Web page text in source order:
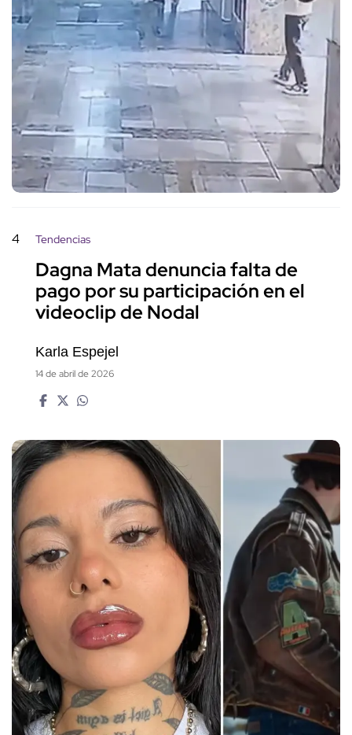
4 Tendencias
Dagna Mata denuncia falta de
pago por su participación en el
videoclip de Nodal
Karla Espejel
14 de abril de 2026